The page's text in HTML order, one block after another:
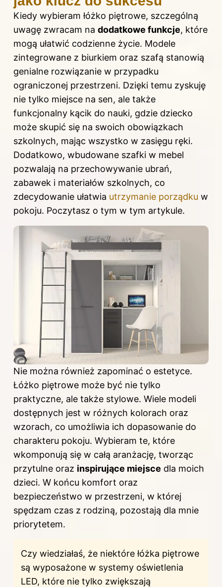
Kiedy wybieram łóżko piętrowe, szczególną
uwagę zwracam na dodatkowe funkcje, które
mogą ułatwić codzienne życie. Modele
zintegrowane z biurkiem oraz szafą stanowią
genialne rozwiązanie w przypadku
ograniczonej przestrzeni. Dzięki temu zyskuję
nie tylko miejsce na sen, ale także
funkcjonalny kącik do nauki, gdzie dziecko
może skupić się na swoich obowiązkach
szkolnych, mając wszystko w zasięgu ręki.
Dodatkowo, wbudowane szafki w mebel
pozwalają na przechowywanie ubrań,
zabawek i materiałów szkolnych, co
zdecydowanie ułatwia utrzymanie porządku w
pokoju. Poczytasz o tym w tym artykule.
Nie można również zapominać o estetyce.
Łóżko piętrowe może być nie tylko
praktyczne, ale także stylowe. Wiele modeli
dostępnych jest w różnych kolorach oraz
wzorach, co umożliwia ich dopasowanie do
charakteru pokoju. Wybieram te, które
wkomponują się w całą aranżację, tworząc
przytulne oraz inspirujące miejsce dla moich
dzieci. W końcu komfort oraz
bezpieczeństwo w przestrzeni, w której
spędzam czas z rodziną, pozostają dla mnie
priorytetem.
Czy wiedziałaś, że niektóre łóżka piętrowe
są wyposażone w systemy oświetlenia
LED, które nie tylko zwiększają